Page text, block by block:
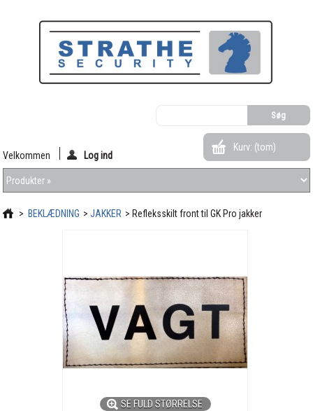
Kurv: (tom)
Velkommen Log ind
> BEKLÆDNING > JAKKER > Refleksskilt front til GK Pro jakker
SE FULD STØRRELSE